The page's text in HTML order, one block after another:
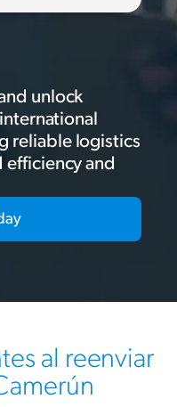
unlock
reliable logistics
efficiency and
al reenviar